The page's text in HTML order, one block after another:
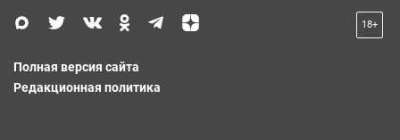
18+
Полная версия сайта
Редакционная политика